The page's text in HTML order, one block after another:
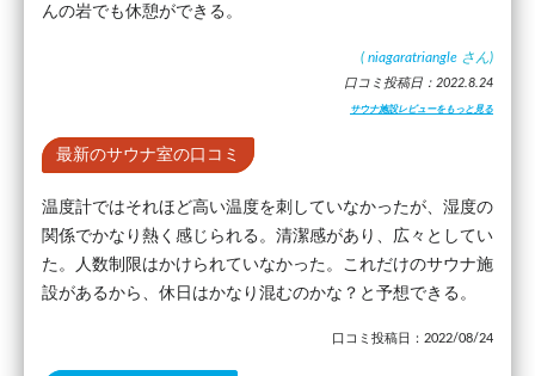
んの岩でも休憩ができる。
( niagaratriangle さん)
口コミ投稿日：2022.8.24
サウナ施設レビューをもっと見る
最新のサウナ室の口コミ
温度計ではそれほど高い温度を刺していなかったが、湿度の
関係でかなり熱く感じられる。清潔感があり、広々としてい
た。人数制限はかけられていなかった。これだけのサウナ施
設があるから、休日はかなり混むのかな？と予想できる。
口コミ投稿日：2022/08/24